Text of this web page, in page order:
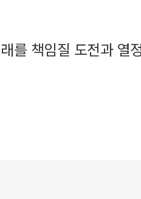
를 책임질 도전과 열